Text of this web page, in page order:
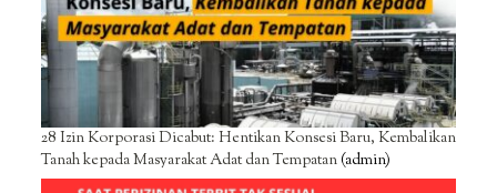
28 Izin Korporasi Dicabut: Hentikan Konsesi Baru, Kembalikan
Tanah kepada Masyarakat Adat dan Tempatan(admin)